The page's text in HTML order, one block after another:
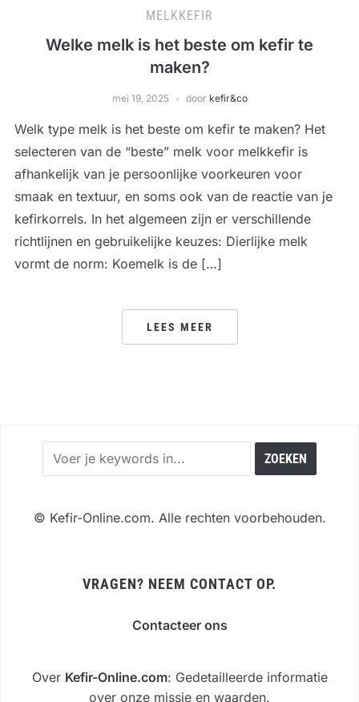
MELKKEFIR
Welke melk is het beste om kefir te
maken?
mei 19, 2025 door kefir&co
Welk type melk is het beste om kefir te maken? Het
selecteren van de “beste” melk voor melkkefir is
afhankelijk van je persoonlijke voorkeuren voor
smaak en textuur, en soms ook van de reactie van je
kefirkorrels. In het algemeen zijn er verschillende
richtlijnen en gebruikelijke keuzes: Dierlijke melk
vormt de norm: Koemelk is de […]
LEES MEER
© Kefir-Online.com. Alle rechten voorbehouden.
VRAGEN? NEEM CONTACT OP.
Contacteer ons
Over Kefir-Online.com: Gedetailleerde informatie
over onze missie en waarden.